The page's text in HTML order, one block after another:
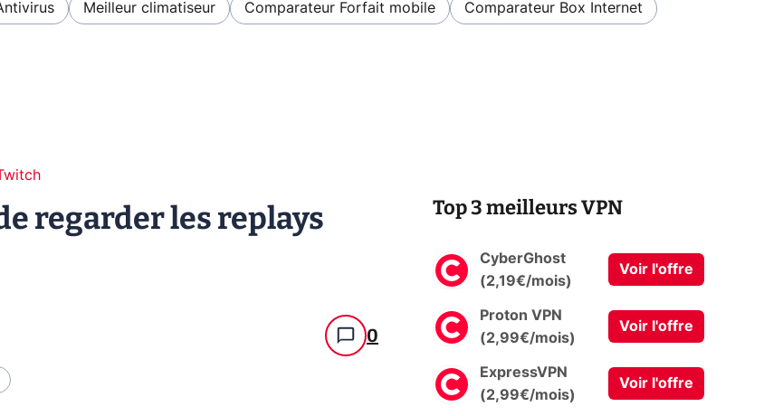
Meilleur climatiseur Comparateur Forfait mobile Comparateur Box Internet
regarder les replays
0
Top 3 meilleurs VPN
CyberGhost
(2,19€/mois)
Voir l'offre
Proton VPN
(2,99€/mois)
Voir l'offre
ExpressVPN
(2,99€/mois)
Voir l'offre